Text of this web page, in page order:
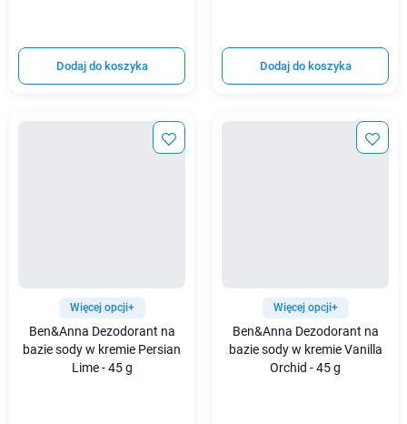
Dodaj do koszyka Dodaj do koszyka
Więcej opcji+
Ben&Anna Dezodorant na
bazie sody w kremie Persian
Lime - 45 g
Więcej opcji+
Ben&Anna Dezodorant na
bazie sody w kremie Vanilla
Orchid - 45 g